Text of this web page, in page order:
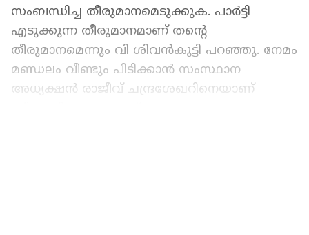
സംബന്ധിച്ച തീരുമാനമെടുക്കുക. പാര്‍ട്ടി
എടുക്കുന്ന തീരുമാനമാണ് തന്‍റെ
തീരുമാനമെന്നും വി ശിവൻകുട്ടി പറഞ്ഞു. നേമം
മണ്ഡലം വീണ്ടും പിടിക്കാൻ സംസ്ഥാന
അധ്യക്ഷൻ രാജീവ് ചന്ദ്രശേഖറിനെയാണ്